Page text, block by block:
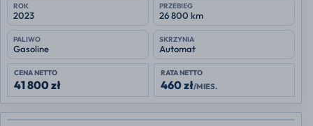
ROK
2023
PRZEBIEG
26 800 km
PALIWO
Gasoline
SKRZYNIA
Automat
CENA NETTO
41 800 zł
RATA NETTO
460 zł/MIES.